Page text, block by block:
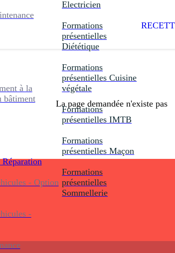
à la
bâtiment
- Option
-
Electricien
Formations
présentielles
Diététique
Formations
présentielles Cuisine
végétale
Formations
présentielles IMTB
Formations
présentielles Maçon
Formations
présentielles
Sommellerie
La page demandée n'existe pas